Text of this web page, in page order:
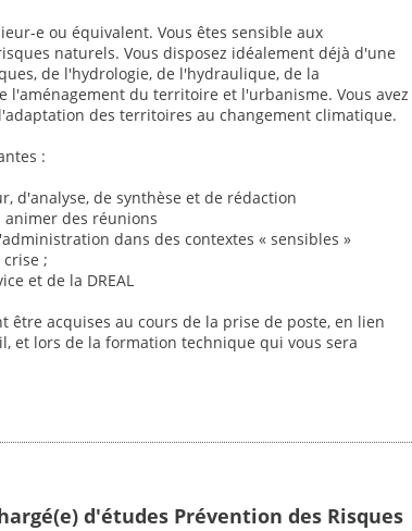
e ou équivalent. Vous êtes sensible aux
naturels. Vous disposez idéalement déjà d'une
de l'hydrologie, de l'hydraulique, de la
l'aménagement du territoire et l'urbanisme. Vous avez
des territoires au changement climatique.
:
d'analyse, de synthèse et de rédaction
des réunions
dans des contextes « sensibles »
;
et de la DREAL
être acquises au cours de la prise de poste, en lien
et lors de la formation technique qui vous sera
d'études Prévention des Risques